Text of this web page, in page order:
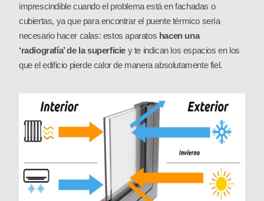
imprescindible cuando el problema está en fachadas o
cubiertas, ya que para encontrar el puente térmico sería
necesario hacer calas: estos aparatos hacen una
‘radiografía’ de la superficie y te indican los espacios en los
que el edificio pierde calor de manera absolutamente fiel.